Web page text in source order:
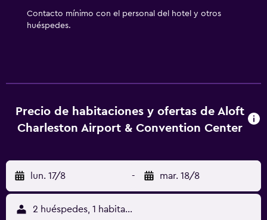
ofrece servicio de limpieza todos los días. Los servicios de
ocio y esparcimiento en este hotel incluyen una piscina
entrada a la piscina y al gimnasio a huéspedes menores de
Contacto mínimo con el personal del hotel y otros
huéspedes.
Precio de habitaciones y ofertas de Aloft
Charleston Airport & Convention Center
lun. 17/8 - mar. 18/8
2 huéspedes, 1 habitación